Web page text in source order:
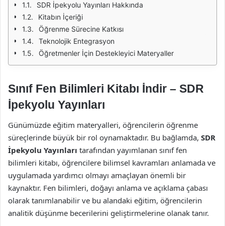
SDR İpekyolu Yayınları Hakkında
Kitabın İçeriği
Öğrenme Sürecine Katkısı
Teknolojik Entegrasyon
Öğretmenler İçin Destekleyici Materyaller
Sınıf Fen Bilimleri Kitabı İndir – SDR
İpekyolu Yayınları
Günümüzde eğitim materyalleri, öğrencilerin öğrenme
süreçlerinde büyük bir rol oynamaktadır. Bu bağlamda, SDR
İpekyolu Yayınları tarafından yayımlanan sınıf fen
bilimleri kitabı, öğrencilere bilimsel kavramları anlamada ve
uygulamada yardımcı olmayı amaçlayan önemli bir
kaynaktır. Fen bilimleri, doğayı anlama ve açıklama çabası
olarak tanımlanabilir ve bu alandaki eğitim, öğrencilerin
analitik düşünme becerilerini geliştirmelerine olanak tanır.